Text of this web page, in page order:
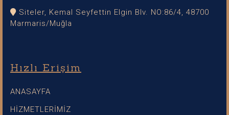
Siteler, Kemal Seyfettin Elgin Blv. NO:86/4, 48700
Marmaris/Muğla
Hızlı Erişim
ANASAYFA
HİZMETLERİMİZ